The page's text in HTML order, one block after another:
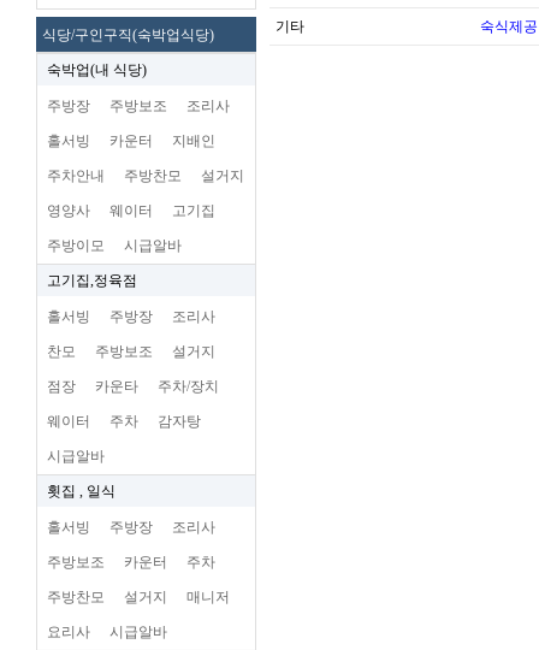
식당/구인구직(숙박업식당)
숙박업(내 식당)
주방장 주방보조 조리사
홀서빙 카운터 지배인
주차안내 주방찬모 설거지
영양사 웨이터 고기집
주방이모 시급알바
고기집,정육점
홀서빙 주방장 조리사
찬모 주방보조 설거지
점장 카운타 주차/장치
웨이터 주차 감자탕
시급알바
횟집 , 일식
홀서빙 주방장 조리사
주방보조 카운터 주차
주방찬모 설거지 매니저
요리사 시급알바
기타 숙식제